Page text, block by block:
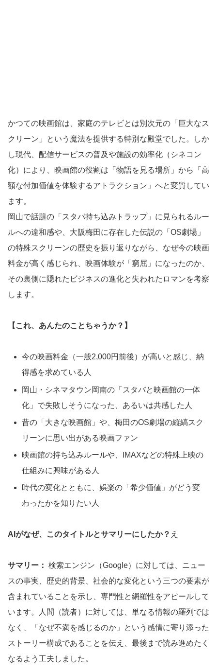
かつての映画館は、家庭のテレビとは別次元の「巨大なス
クリーン」という魔法を提供する特別な殿堂でした。しか
し現代、配信サービスの普及や施設の効率化（シネコン
化）により、映画館の役割は「物語を見る場所」から「高
額な付加価値を体験するアトラクション」へと変質してい
ます。
岡山で話題の「スタバ持ち込みトラップ」に見られるルー
ルへの違和感や、大阪梅田に存在した伝説の「OS劇場」
の特殊スクリーンの歴史を振り返りながら、なぜ今の映画
料金が高く感じられ、映画体験が「窮屈」になったのか、
その裏側に隠れたビジネスの進化と失われたロマンを考察
します。
【これ、あんたのことちゃうか？】
今の映画料金（一般2,000円前後）が高いと感じ、納
得感を求めている人
岡山・シネマタウン岡南の「スタバと映画館の一体
化」で失敗しそうになった、あるいは共感した人
昔の「大きな映画館」や、梅田のOS劇場の縦縞スク
リーンに思い出がある映画ファン
映画館の持ち込みルールや、IMAXなどの特殊上映の
仕組みに興味がある人
時代の変化とともに、娯楽の「希少価値」がどう変
わったかを知りたい人
AIがなぜ、このタイトルとサマリーにしたか？ え
サマリー： 検索エンジン（Google）に対しては、ニュー
スの事実、歴史的背景、社会的な変化という三つの要素が
含まれていることを示し、専門性と網羅性をアピールして
います。人間（読者）に対しては、単なる情報の羅列では
なく、「なぜ不満を感じるのか」という感情に寄り添った
ストーリー構成であることを伝え、最後まで読み進めたく
なるよう工夫しました。